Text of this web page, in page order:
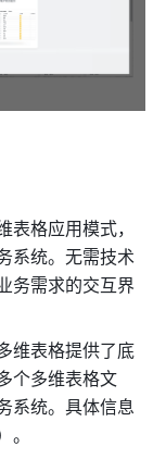
格应用模式，
系统。无需技术
务需求的交互界
维表格提供了底
个多维表格文
系统。具体信息
。